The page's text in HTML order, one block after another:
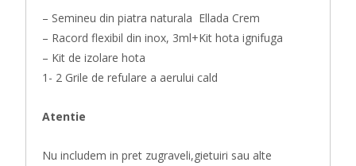
– Semineu din piatra naturala Ellada Crem
– Racord flexibil din inox, 3ml+Kit hota ignifuga
– Kit de izolare hota
1- 2 Grile de refulare a aerului cald
Atentie
Nu includem in pret zugraveli,gietuiri sau alte